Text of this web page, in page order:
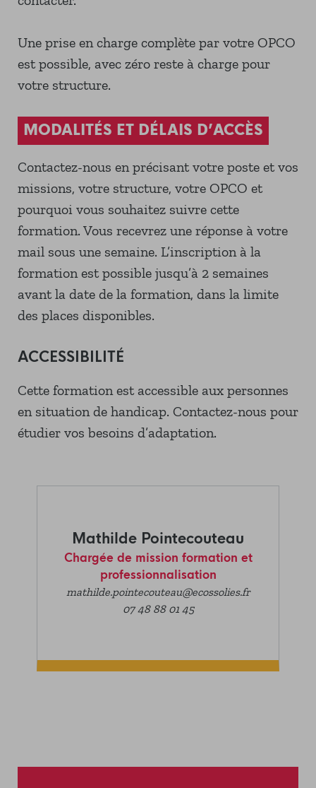
Une prise en charge complète par votre OPCO
est possible, avec zéro reste à charge pour
votre structure.
MODALITÉS ET DÉLAIS D’ACCÈS
Contactez-nous en précisant votre poste et vos
missions, votre structure, votre OPCO et
pourquoi vous souhaitez suivre cette
formation. Vous recevrez une réponse à votre
mail sous une semaine. L’inscription à la
formation est possible jusqu’à 2 semaines
avant la date de la formation, dans la limite
des places disponibles.
ACCESSIBILITÉ
Cette formation est accessible aux personnes
en situation de handicap. Contactez-nous pour
étudier vos besoins d’adaptation.
Mathilde Pointecouteau
Chargée de mission formation et
professionnalisation
mathilde.pointecouteau@ecossolies.fr
07 48 88 01 45